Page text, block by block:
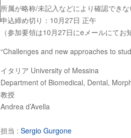
所属が略称/未記入などにより確認でき
申込締め切り：10月27日 正午
（参加要領は10月27日にeメールにてお
“Challenges and new approaches to
イタリア University of Messina
Department of Biomedical, Dental,
教授
Andrea d’Avella
担当 :Sergio Gurgone